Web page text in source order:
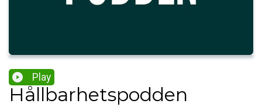
Play
Hållbarhetspodden